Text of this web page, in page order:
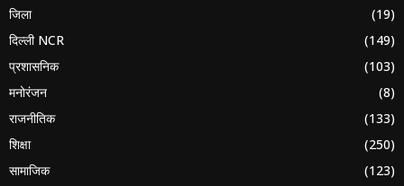
जिला
(19)
दिल्ली NCR
(149)
प्रशासनिक
(103)
मनोरंजन
(8)
राजनीतिक
(133)
शिक्षा
(250)
सामाजिक
(123)